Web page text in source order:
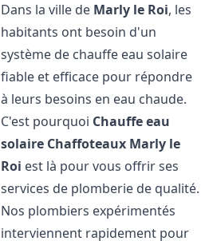
Dans la ville de Marly le Roi, les
habitants ont besoin d'un
système de chauffe eau solaire
fiable et efficace pour répondre
à leurs besoins en eau chaude.
C'est pourquoi Chauffe eau
solaire Chaffoteaux Marly le
Roi est là pour vous offrir ses
services de plomberie de qualité.
Nos plombiers expérimentés
interviennent rapidement pour